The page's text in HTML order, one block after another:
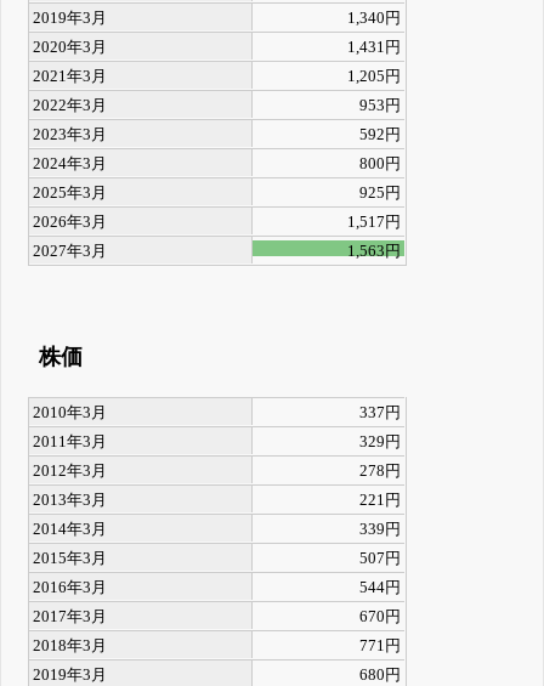
2019年3月
1,340円
2020年3月
1,431円
2021年3月
1,205円
2022年3月
953円
2023年3月
592円
2024年3月
800円
2025年3月
925円
2026年3月
1,517円
2027年3月
1,563円
株価
2010年3月
337円
2011年3月
329円
2012年3月
278円
2013年3月
221円
2014年3月
339円
2015年3月
507円
2016年3月
544円
2017年3月
670円
2018年3月
771円
2019年3月
680円